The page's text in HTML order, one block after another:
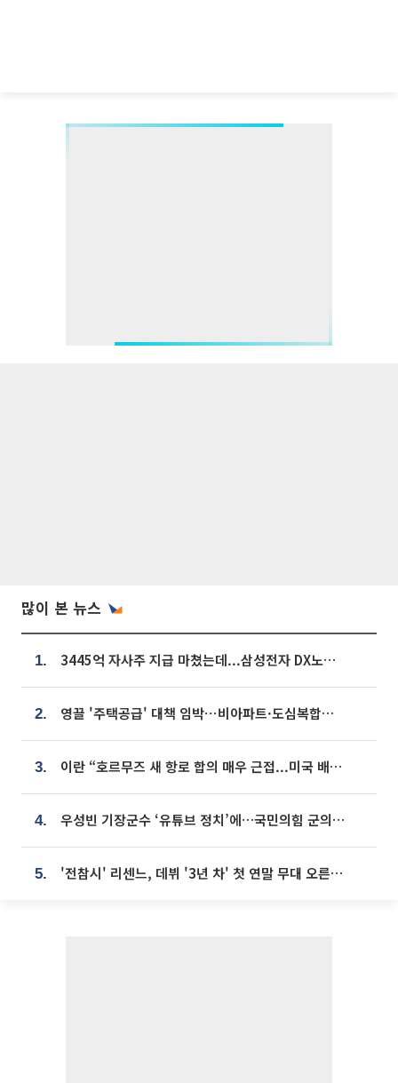
많이 본 뉴스
1. 3445억 자사주 지급 마쳤는데...삼성전자 DX노조, 뒤늦은 '떼쓰기 집회'
2. 영끌 '주택공급' 대책 임박⋯비아파트·도심복합까지 총동원
3. 이란 “호르무즈 새 항로 합의 매우 근접...미국 배상 먼저”
4. 우성빈 기장군수 ‘유튜브 정치’에…국민의힘 군의원들 집단 반발
5. '전참시' 리센느, 데뷔 '3년 차' 첫 연말 무대 오른다⋯"그동안 섭외 안 와"